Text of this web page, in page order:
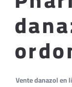
Vente danazol en